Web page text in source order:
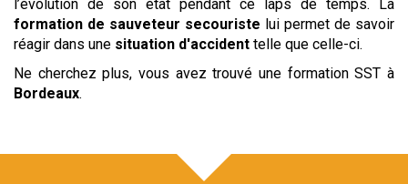
l’évolution de son état pendant ce laps de temps. La
formation de sauveteur secouriste lui permet de savoir
réagir dans une situation d'accident telle que celle-ci.
Ne cherchez plus, vous avez trouvé une formation SST à
Bordeaux.